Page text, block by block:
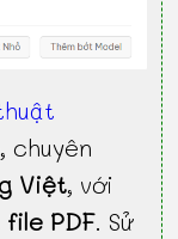
chuyên
Việt, với
PDF. Sử